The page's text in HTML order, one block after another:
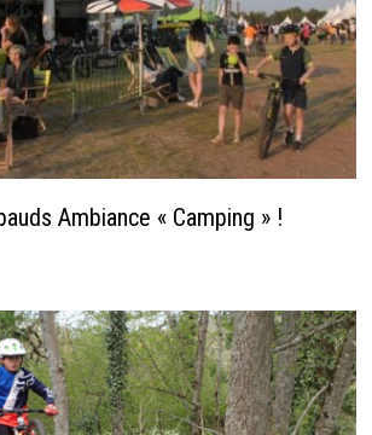
Ambiance « Camping » !